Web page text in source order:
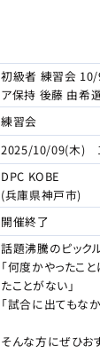
初級者 練習会 10/
ア保持 後藤 由希選
練習会
2025/10/09(木)
DPC KOBE
(兵庫県神戸市)
開催終了
話題沸騰のピック
「何度かやったこ
たことがない」
「試合に出てもな
そんな方にぜひお